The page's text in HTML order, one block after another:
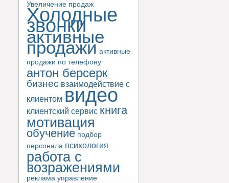
Увеличение продаж
Холодные
звонки
активные
продажи активные
продажи по телефону
антон берсерк
бизнес взаимодействие с
клиентом видео
клиентский сервис книга
мотивация
обучение подбор
персонала психология
работа с
возражениями
реклама управление